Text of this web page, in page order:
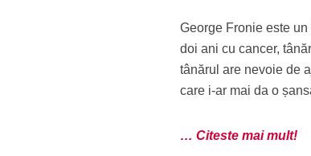
George Fronie este
doi ani cu cancer,
tânărul are nevoie de
care i-ar mai da o
… Citeste mai mult!